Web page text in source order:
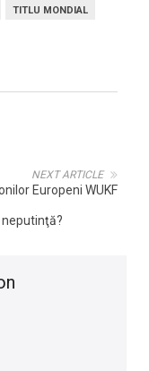
TITLU MONDIAL
NEXT ARTICLE
Europeni WUKF